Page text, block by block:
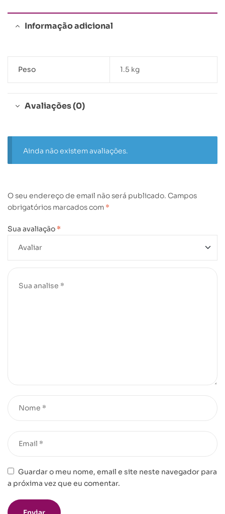
Informação adicional
Peso 1.5 kg
Avaliações (0)
Ainda não existem avaliações.
O seu endereço de email não será publicado. Campos
obrigatórios marcados com *
Sua avaliação *
Guardar o meu nome, email e site neste navegador para
a próxima vez que eu comentar.